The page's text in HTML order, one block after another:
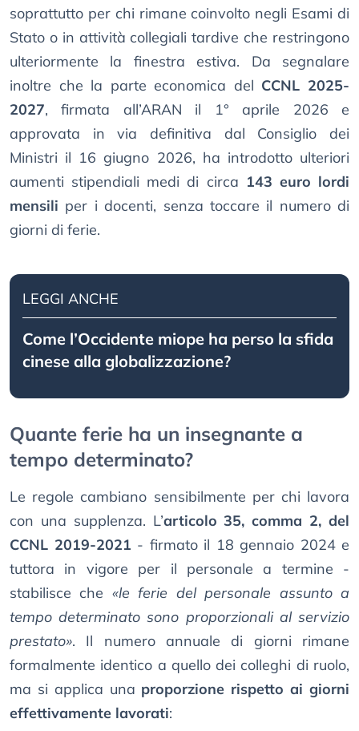
soprattutto per chi rimane coinvolto negli Esami di
Stato o in attività collegiali tardive che restringono
ulteriormente la finestra estiva. Da segnalare
inoltre che la parte economica del CCNL 2025-
2027, firmata all’ARAN il 1° aprile 2026 e
approvata in via definitiva dal Consiglio dei
Ministri il 16 giugno 2026, ha introdotto ulteriori
aumenti stipendiali medi di circa 143 euro lordi
mensili per i docenti, senza toccare il numero di
giorni di ferie.
LEGGI ANCHE
Come l’Occidente miope ha perso la sfida
cinese alla globalizzazione?
Quante ferie ha un insegnante a
tempo determinato?
Le regole cambiano sensibilmente per chi lavora
con una supplenza. L’articolo 35, comma 2, del
CCNL 2019-2021 - firmato il 18 gennaio 2024 e
tuttora in vigore per il personale a termine -
stabilisce che «le ferie del personale assunto a
tempo determinato sono proporzionali al servizio
prestato». Il numero annuale di giorni rimane
formalmente identico a quello dei colleghi di ruolo,
ma si applica una proporzione rispetto ai giorni
effettivamente lavorati: